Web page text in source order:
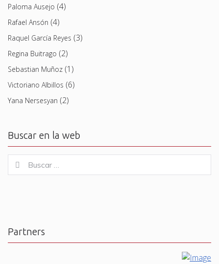
Paloma Ausejo (4)
Rafael Ansón (4)
Raquel García Reyes (3)
Regina Buitrago (2)
Sebastian Muñoz (1)
Victoriano Albillos (6)
Yana Nersesyan (2)
Buscar en la web
for:
Buscar
Partners